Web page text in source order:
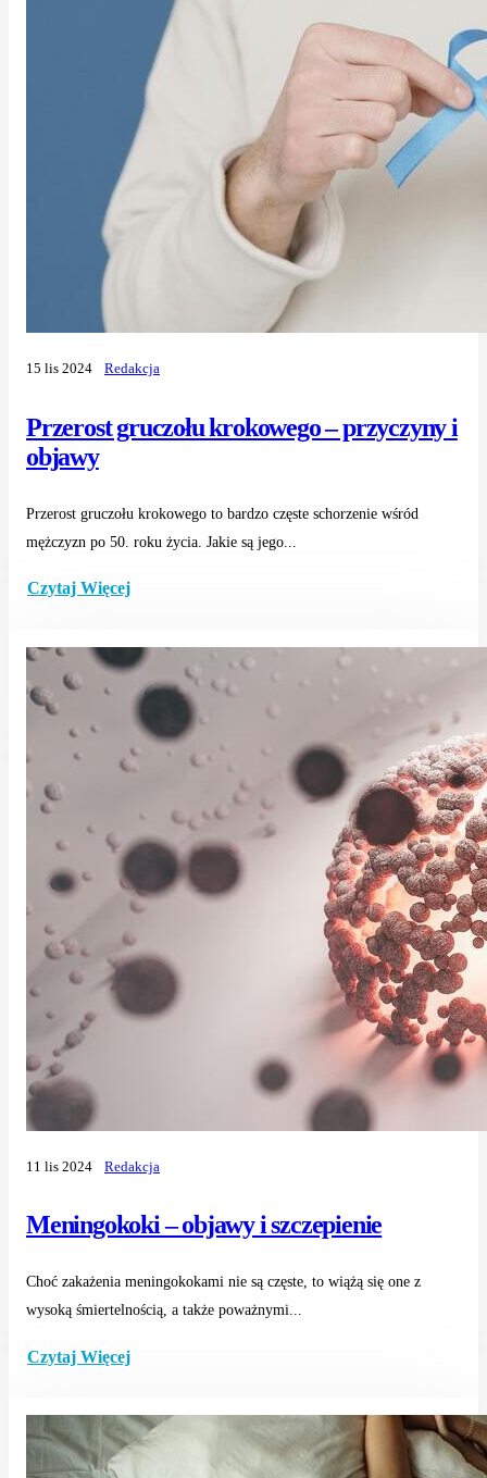
Przerost gruczołu krokowego – przyczyny i
objawy
15 lis 2024 Redakcja
Przerost gruczołu krokowego to bardzo częste schorzenie wśród
mężczyzn po 50. roku życia. Jakie są jego...
Czytaj Więcej
Meningokoki – objawy i szczepienie
11 lis 2024 Redakcja
Choć zakażenia meningokokami nie są częste, to wiążą się one z
wysoką śmiertelnością, a także poważnymi...
Czytaj Więcej